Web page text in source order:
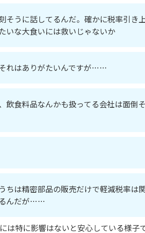
そうに話してるんだ。確かに税率引
いな大食いには救いじゃないか
れはありがたいんですが……
飲食料品なんかも扱ってる会社は面倒
ちは精密部品の販売だけで軽減税率は
んだが……
は特に影響はないと安心している様子